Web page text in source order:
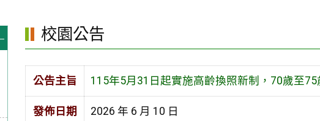
校園公告
公告主旨 115年5月31日起實施高齡換照新制，70歲至75
發佈日期 2026 年 6 月 10 日